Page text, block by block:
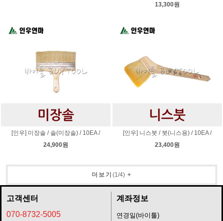
13,300원
[인우] 미장솔 / 솔(미장솔) / 10EA /
24,900원
[인우] 니스붓 / 붓(니스용) / 10EA /
23,400원
더보기 (1 /4)+
고객센터
070-8732-5005
계좌정보
연경일(바이툴)